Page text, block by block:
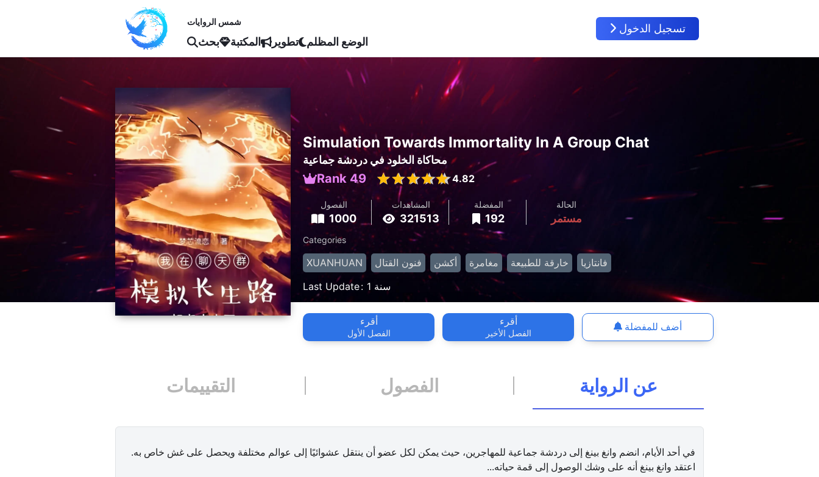
شمس الروايات
بحث المكتبة تطوير الوضع المظلم
تسجيل الدخول
Simulation Towards Immortality In A Group Chat
محاكاة الخلود في دردشة جماعية
Rank 49 4.82
أقرء
الفصل الأول
أقرء
الفصل الأخير
أضف للمفضلة
1000
الفصول
321513
المشاهدات
192
المفضلة
مستمر
الحالة
Last Update 1 سنة
Categories
XUANHUAN فنون القتال أكشن مغامرة خارقة للطبيعة فانتازيا
عن الرواية الفصول التقييمات
في أحد الأيام، انضم وانغ بينغ إلى دردشة جماعية للمهاجرين، حيث يمكن لكل عضو أن ينتقل عشوائيًا إلى عوالم مختلفة ويحصل على غش خاص به.
اعتقد وانغ بينغ أنه على وشك الوصول إلى قمة حياته...